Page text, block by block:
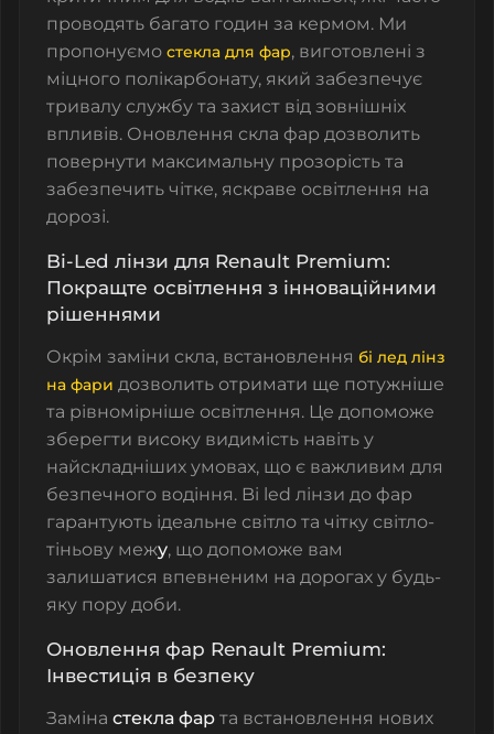
проводять багато годин за кермом. Ми
пропонуємо стекла для фар, виготовлені з
міцного полікарбонату, який забезпечує
тривалу службу та захист від зовнішніх
впливів. Оновлення скла фар дозволить
повернути максимальну прозорість та
забезпечить чітке, яскраве освітлення на
дорозі.
Bi-Led лінзи для Renault Premium:
Покращте освітлення з інноваційними
рішеннями
Окрім заміни скла, встановлення бі лед лінз
на фари дозволить отримати ще потужніше
та рівномірніше освітлення. Це допоможе
зберегти високу видимість навіть у
найскладніших умовах, що є важливим для
безпечного водіння. Bi led лінзи до фар
гарантують ідеальне світло та чітку світло-
тіньову межу, що допоможе вам
залишатися впевненим на дорогах у будь-
яку пору доби.
Оновлення фар Renault Premium:
Інвестиція в безпеку
Заміна стекла фар та встановлення нових